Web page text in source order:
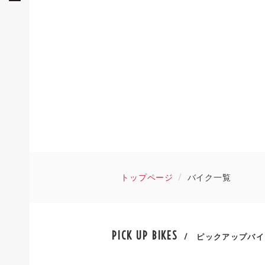
トップページ バイク一覧
PICK UP BIKES / ピックアップバ